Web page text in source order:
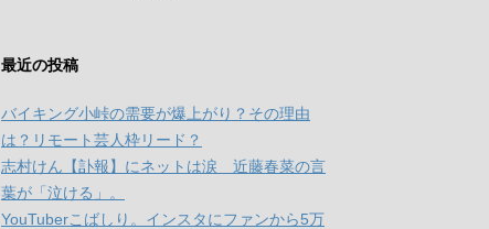
最近の投稿
バイキング小峠の需要が爆上がり？その理由
は？リモート芸人枠リード？
志村けん【訃報】にネットは涙 近藤春菜の言
葉が「泣ける」。
YouTuberこばしり。インスタにファンから5万